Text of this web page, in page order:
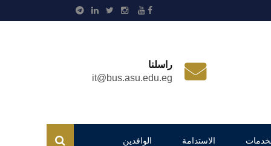
راسلنا
it@bus.asu.edu.eg
الاستدامة الوافدين